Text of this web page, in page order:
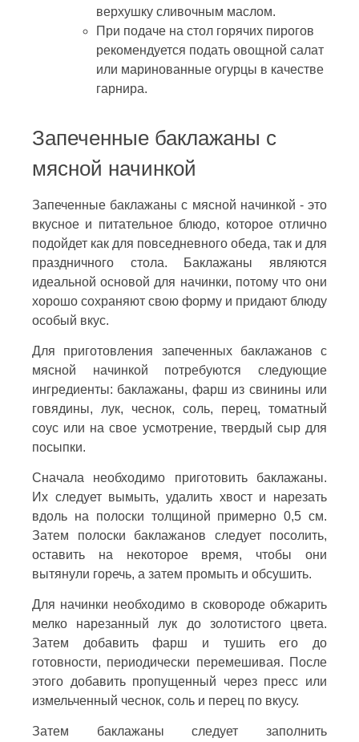
верхушку сливочным маслом.
При подаче на стол горячих пирогов
рекомендуется подать овощной салат
или маринованные огурцы в качестве
гарнира.
Запеченные баклажаны с
мясной начинкой
Запеченные баклажаны с мясной начинкой - это
вкусное и питательное блюдо, которое отлично
подойдет как для повседневного обеда, так и для
праздничного стола. Баклажаны являются
идеальной основой для начинки, потому что они
хорошо сохраняют свою форму и придают блюду
особый вкус.
Для приготовления запеченных баклажанов с
мясной начинкой потребуются следующие
ингредиенты: баклажаны, фарш из свинины или
говядины, лук, чеснок, соль, перец, томатный
соус или на свое усмотрение, твердый сыр для
посыпки.
Сначала необходимо приготовить баклажаны.
Их следует вымыть, удалить хвост и нарезать
вдоль на полоски толщиной примерно 0,5 см.
Затем полоски баклажанов следует посолить,
оставить на некоторое время, чтобы они
вытянули горечь, а затем промыть и обсушить.
Для начинки необходимо в сковороде обжарить
мелко нарезанный лук до золотистого цвета.
Затем добавить фарш и тушить его до
готовности, периодически перемешивая. После
этого добавить пропущенный через пресс или
измельченный чеснок, соль и перец по вкусу.
Затем баклажаны следует заполнить